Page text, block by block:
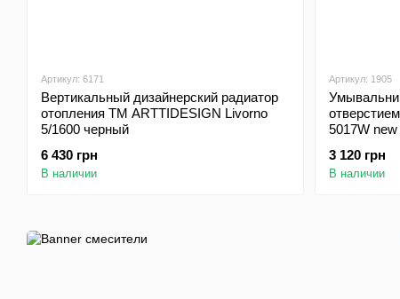
Артикул: 6171
Вертикальный дизайнерский радиатор
отопления TM ARTTIDESIGN Livorno
5/1600 черный
6 430 грн
В наличии
Артикул: 1905
5017W
3 120 грн
В наличии